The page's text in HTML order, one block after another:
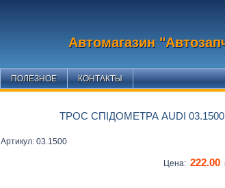
Автомагазин
ПОЛЕЗНОЕ КОНТАКТЫ
ТРОС СПІДОМЕТРА AUDI 03.1500
Артикул: 03.1500
Цена: 222.00